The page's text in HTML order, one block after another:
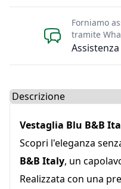
Forniamo
tramite
Select a tab
Vestaglia Blu B&B
Scopri l'eleganza
B&B Italy, un
Realizzata con una